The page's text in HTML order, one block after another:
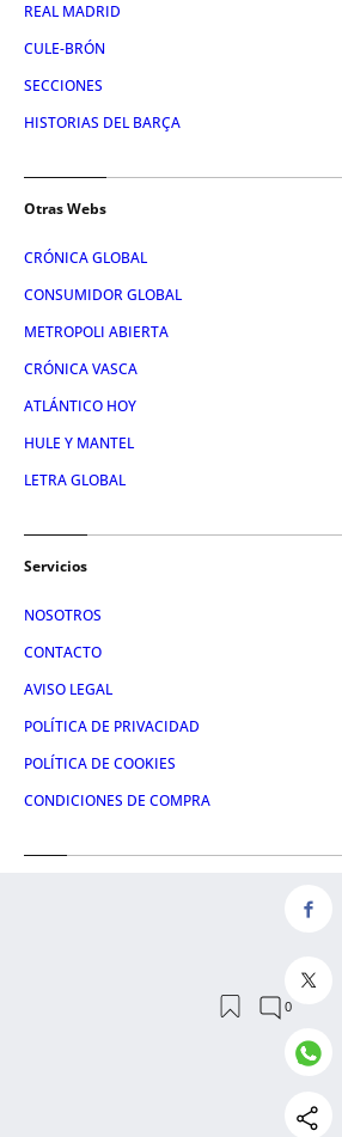
REAL MADRID
CULE-BRÓN
SECCIONES
HISTORIAS DEL BARÇA
Otras Webs
CRÓNICA GLOBAL
CONSUMIDOR GLOBAL
METROPOLI ABIERTA
CRÓNICA VASCA
ATLÁNTICO HOY
HULE Y MANTEL
LETRA GLOBAL
Servicios
NOSOTROS
CONTACTO
AVISO LEGAL
POLÍTICA DE PRIVACIDAD
POLÍTICA DE COOKIES
CONDICIONES DE COMPRA
© 2026 Crónica Global Media, SL